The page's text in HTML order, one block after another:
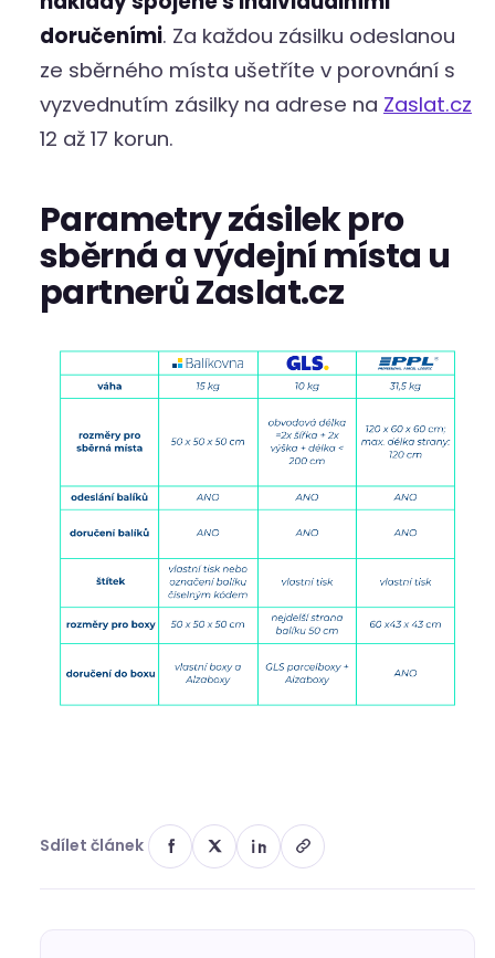
doručeními. Za každou zásilku odeslanou
ze sběrného místa ušetříte v porovnání s
vyzvednutím zásilky na adrese na Zaslat.cz
12 až 17 korun.
Parametry zásilek pro
sběrná a výdejní místa u
partnerů Zaslat.cz
Sdílet článek